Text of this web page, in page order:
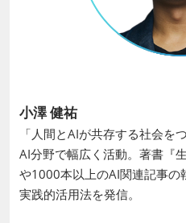
小澤 健祐
「人間とAIが共存する社会を
AI分野で幅広く活動。著書『
や1000本以上のAI関連記事の
実践的活用法を発信。